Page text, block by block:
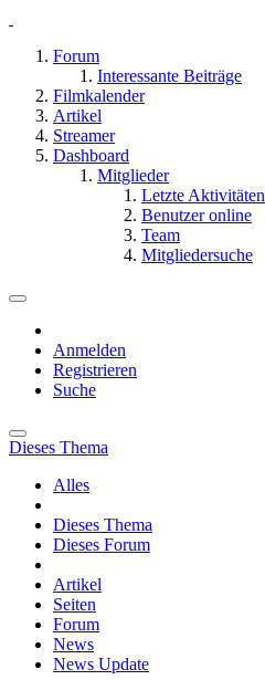
Forum
Interessante Beiträge
Filmkalender
Artikel
Streamer
Dashboard
Mitglieder
Letzte Aktivitäten
Benutzer online
Team
Mitgliedersuche
Anmelden
Registrieren
Suche
Dieses Thema
Alles
Dieses Thema
Dieses Forum
Artikel
Seiten
Forum
News
News Update